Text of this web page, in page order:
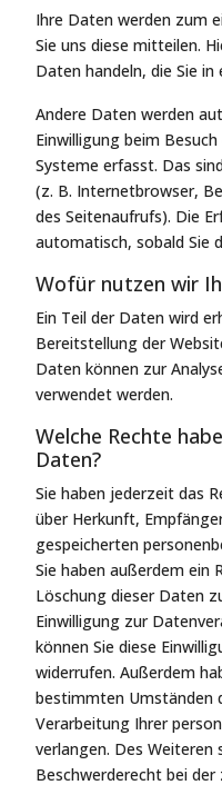
Ihre Daten werden zum
Sie uns diese mitteilen.
Daten handeln, die Sie
Andere Daten werden
Einwilligung beim
Systeme erfasst. Das
(z. B. Internetbrowser,
des Seitenaufrufs). Die
automatisch, sobald Sie
Wofür nutzen wir
Ein Teil der Daten wird
Bereitstellung der
Daten können zur
verwendet werden.
Welche Rechte
Daten?
Sie haben jederzeit das
über Herkunft,
gespeicherten
Sie haben außerdem ein
Löschung dieser Daten
Einwilligung zur
können Sie diese
widerrufen. Außerdem
bestimmten Umständen
Verarbeitung Ihrer
verlangen. Des Weiteren
Beschwerderecht bei